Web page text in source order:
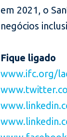
em 2021, o
negócios
Fique ligado
www.ifc.org/